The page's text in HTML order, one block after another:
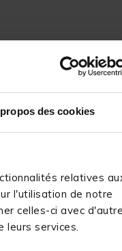
des cookies
relatives
l'utilisation de notre
celles-ci avec
leurs services.